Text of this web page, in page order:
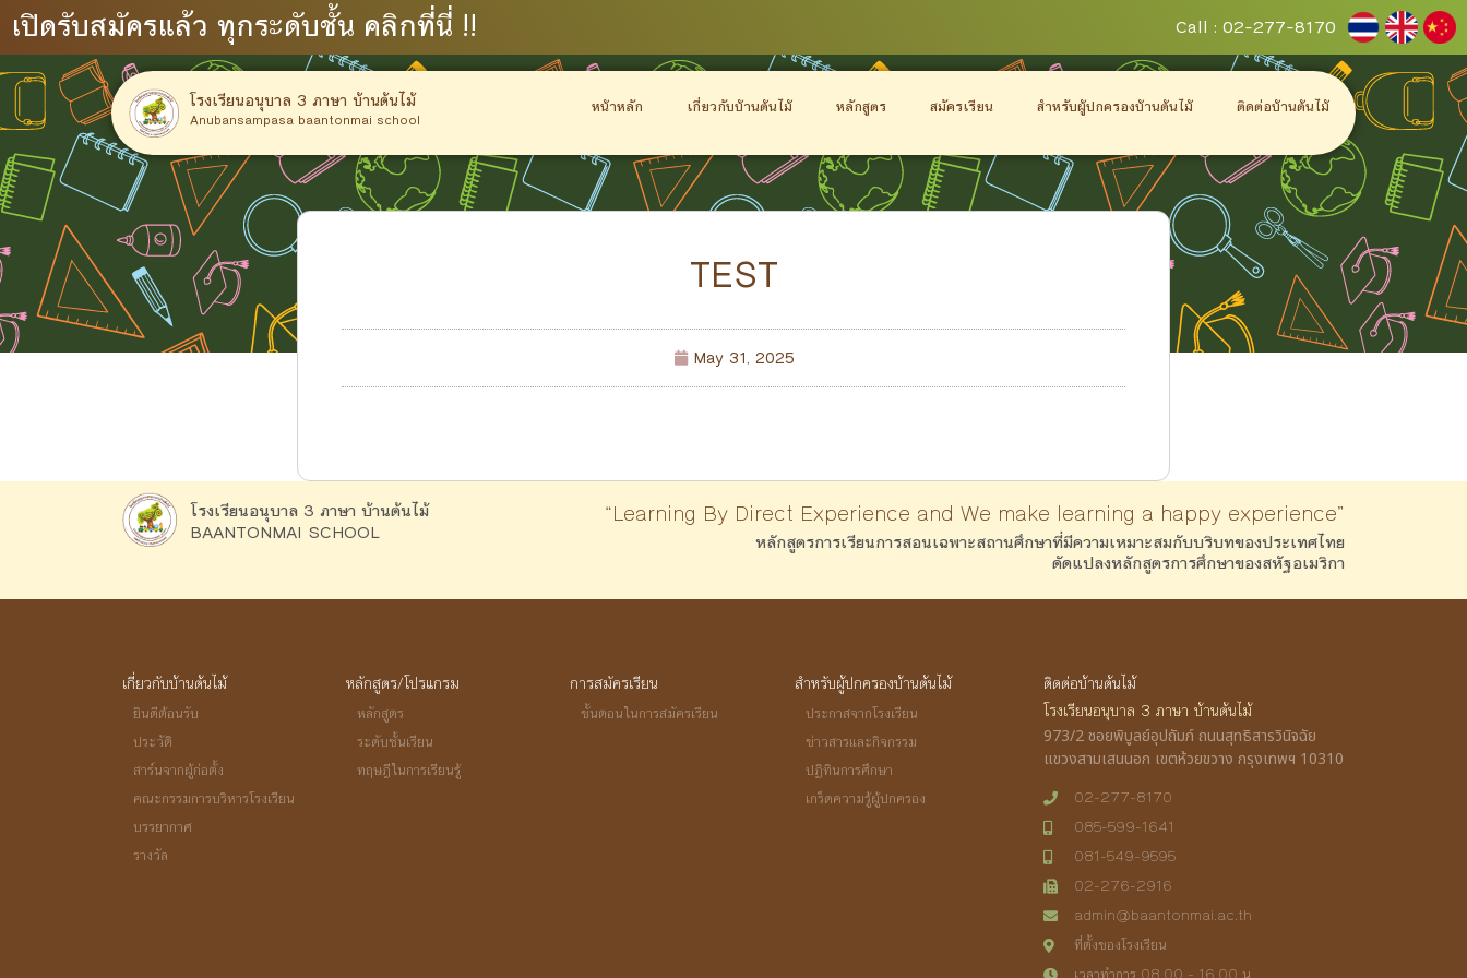
เปิดรับสมัครแล้ว ทุกระดับชั้น คลิกที่นี่ !! Call : 02-277-8170
โรงเรียนอนุบาล 3 ภาษา บ้านต้นไม้
Anubansampasa baantonmai school
หน้าหลัก เกี่ยวกับบ้านต้นไม้ หลักสูตร สมัครเรียน สำหรับผู้ปกครองบ้านต้นไม้ ติดต่อบ้านต้นไม้
TEST
May 31, 2025
โรงเรียนอนุบาล 3 ภาษา บ้านต้นไม้
BAANTONMAI SCHOOL
“Learning By Direct Experience and We make learning a happy experience”
หลักสูตรการเรียนการสอนเฉพาะสถานศึกษาที่มีความเหมาะสมกับบริบทของประเทศไทย
ดัดแปลงหลักสูตรการศึกษาของสหัฐอเมริกา
เกี่ยวกับบ้านต้นไม้
ยินดีต้อนรับ
ประวัติ
สาร์นจากผู้ก่อตั้ง
คณะกรรมการบริหารโรงเรียน
บรรยากาศ
รางวัล
หลักสูตร/โปรแกรม
หลักสูตร
ระดับชั้นเรียน
ทฤษฎีในการเรียนรู้
การสมัครเรียน
ขั้นตอนในการสมัครเรียน
สำหรับผู้ปกครองบ้านต้นไม้
ประกาสจากโรงเรียน
ข่าวสารและกิจกรรม
ปฏิทินการศึกษา
เกร็ดความรู้ผู้ปกครอง
ติดต่อบ้านต้นไม้
โรงเรียนอนุบาล 3 ภาษา บ้านต้นไม้
973/2 ชอยพิบูลย์อุปถัมภ์ ถนนสุทธิสารวินิจฉัย
แขวงสามเสนนอก เขตห้วยขวาง กรุงเทพฯ 10310
02-277-8170
085-599-1641
081-549-9595
02-276-2916
admin@baantonmai.ac.th
ที่ตั้งของโรงเรียน